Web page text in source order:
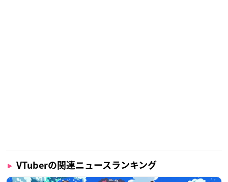
VTuberの関連ニュースランキング